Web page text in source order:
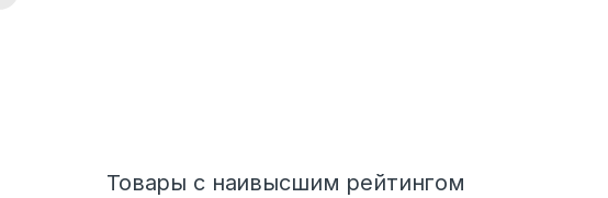
Товары с наивысшим рейтингом